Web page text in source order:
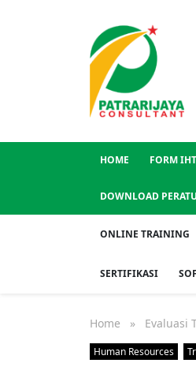
HOME FORM IHT
DOWNLOAD
ONLINE TRAINING
SERTIFIKASI
Home » Evaluasi
Human Resources